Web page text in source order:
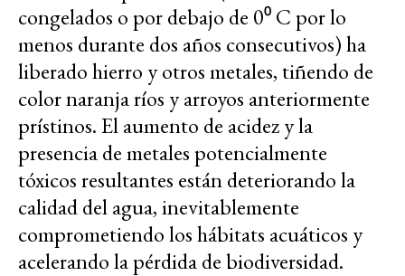
congelados o por debajo de 0⁰ C por lo
menos durante dos años consecutivos) ha
liberado hierro y otros metales, tiñendo de
color naranja ríos y arroyos anteriormente
prístinos. El aumento de acidez y la
presencia de metales potencialmente
tóxicos resultantes están deteriorando la
calidad del agua, inevitablemente
comprometiendo los hábitats acuáticos y
acelerando la pérdida de biodiversidad.